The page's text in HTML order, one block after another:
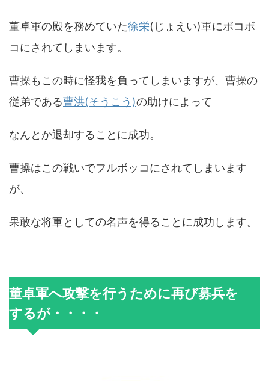
董卓軍の殿を務めていた徐栄(じょえい)軍にボコボ
コにされてしまいます。
曹操もこの時に怪我を負ってしまいますが、曹操の
従弟である曹洪(そうこう)の助けによって
なんとか退却することに成功。
曹操はこの戦いでフルボッコにされてしまいます
が、
果敢な将軍としての名声を得ることに成功します。
董卓軍へ攻撃を行うために再び募兵を
するが・・・・